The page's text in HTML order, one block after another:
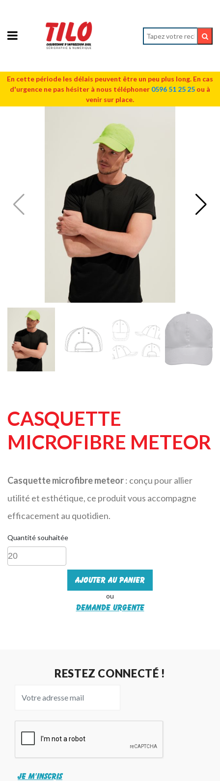
En cette période les délais peuvent être un peu plus long. En cas
d'urgence ne pas hésiter à nous téléphoner 0596 51 25 25 ou à
venir sur place.
CASQUETTE
MICROFIBRE METEOR
Casquette microfibre meteor: conçu pour allier
utilité et esthétique, ce produit vous accompagne
efficacement au quotidien.
Quantité souhaitée
Ajouter au panier
ou
Demande urgente
RESTEZ CONNECTÉ !
JE M'INSCRIS